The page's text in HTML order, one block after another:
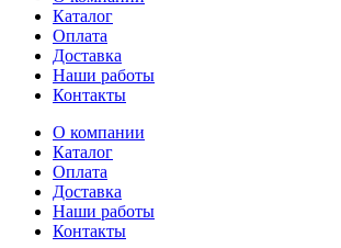
Каталог
Оплата
Доставка
Наши работы
Контакты
О компании
Каталог
Оплата
Доставка
Наши работы
Контакты